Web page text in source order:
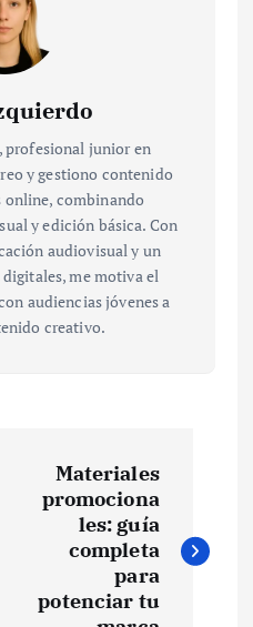
profesional junior en
y gestiono contenido
online, combinando
y edición básica. Con
audiovisual y un
me motiva el
audiencias jóvenes a
creativo.
Materiales
promociona
les: guía
completa
para
potenciar tu